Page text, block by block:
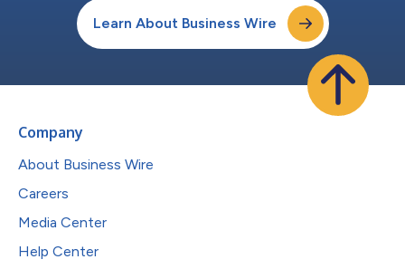
Learn About Business Wire
Company
About Business Wire
Careers
Media Center
Help Center